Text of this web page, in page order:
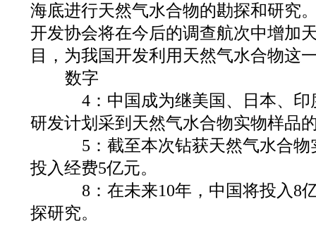
海底进行天然气水合物的勘探和研究
开发协会将在今后的调查航次中增加
目，为我国开发利用天然气水合物这
数字
4：中国成为继美国、日本、印
研发计划采到天然气水合物实物样品
5：截至本次钻获天然气水合物
投入经费5亿元。
8：在未来10年，中国将投入8亿
探研究。